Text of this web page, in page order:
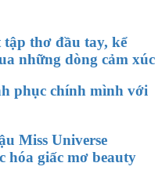
thơ đầu tay, kể
những dòng cảm xúc
phục chính mình với
Miss Universe
hóa giấc mơ beauty